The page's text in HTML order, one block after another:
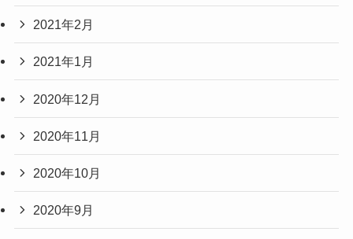
2021年2月
2021年1月
2020年12月
2020年11月
2020年10月
2020年9月